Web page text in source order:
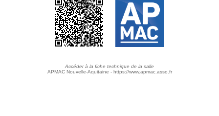
Accéder à la fiche technique de la salle
APMAC Nouvelle-Aquitaine - https://www.apmac.asso.fr